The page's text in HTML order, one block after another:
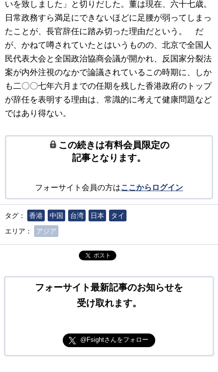
いを致しました」と切りだした。董は現在、六十七歳。
日常政務すら満足にできないほどに足腰が弱ってしまっ
たことが、長官辞任に踏み切った理由だという。 だ
が、かねて噂されていたとはいうものの、北京で全国人
民代表大会と全国政治協商会議が開かれ、反国家分裂法
案が内外注視のなかで論議されているこの時期に、しか
も二〇〇七年六月までの任期を残した香港政府のトップ
が辞任を表明する理由は、常識的に考えて健康問題など
ではあり得ない。
この続きは有料会員限定の
記事となります。
フォーサイト会員の方はここからログイン
タグ： 香港 中国 台湾 日本
タイ
エリア：
アジア
ポスト
フォーサイト最新記事のお知らせを
受け取れます。
@Fsightさんをフォロー